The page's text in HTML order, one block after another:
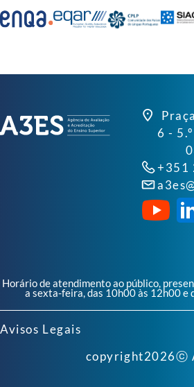
6 -
+351
Horário de atendimento ao público,
a sexta-feira, das 10h00 às 12h00 e
Avisos Legais
copyright2026ⓒ